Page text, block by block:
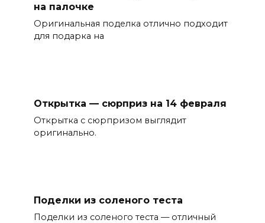
на палочке
Оригинальная поделка отлично подходит
для подарка на
Открытка — сюрприз на 14 февраля
Открытка с сюрпризом выглядит
оригинально.
Поделки из соленого теста
Поделки из соленого теста — отличный